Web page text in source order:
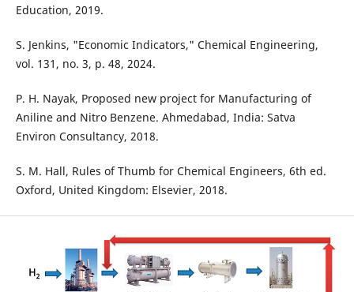
Education, 2019.
S. Jenkins, "Economic Indicators," Chemical Engineering,
vol. 131, no. 3, p. 48, 2024.
P. H. Nayak, Proposed new project for Manufacturing of
Aniline and Nitro Benzene. Ahmedabad, India: Satva
Environ Consultancy, 2018.
S. M. Hall, Rules of Thumb for Chemical Engineers, 6th ed.
Oxford, United Kingdom: Elsevier, 2018.